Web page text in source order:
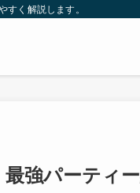
すく解説します。
最強パーティ